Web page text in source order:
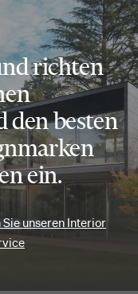
richten
besten
ein.
unseren Interior